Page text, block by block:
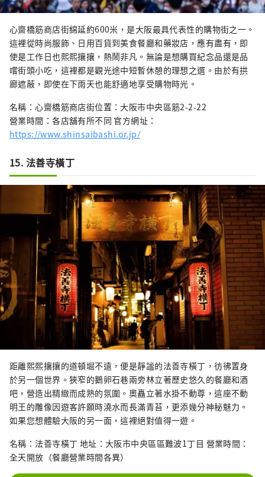
心齋橋筋商店街綿延約600米，是大阪最具代表性的購物街之一。
這裡從時尚服飾、日用百貨到美食餐廳和藥妝店，應有盡有，即
使是工作日也熙熙攘攘，熱鬧非凡。無論是想購買紀念品還是品
嚐街頭小吃，這裡都是觀光途中短暫休憩的理想之選。由於有拱
廊遮蔽，即使在下雨天也能舒適地享受購物時光。
名稱：心齋橋筋商店街位置：大阪市中央區筋2-2-22
營業時間：各店舖有所不同 官方網址：
https://www.shinsaibashi.or.jp/
15. 法善寺橫丁
距離熙熙攘攘的道頓堀不遠，便是靜謐的法善寺橫丁，彷彿置身
於另一個世界。狹窄的鵝卵石巷兩旁林立著歷史悠久的餐廳和酒
吧，營造出精緻而成熟的氛圍。奧矗立著水掛不動尊，這座不動
明王的雕像因遊客許願時澆水而長滿青苔，更添幾分神秘魅力。
如果您想體驗大阪的另一面，這裡絕對值得一遊。
名稱：法善寺橫丁 地址：大阪市中央區區難波1丁目 營業時間：
全天開放（餐廳營業時間各異）